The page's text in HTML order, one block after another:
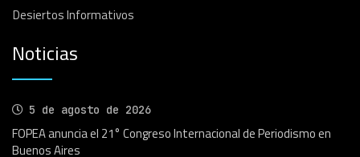
Desiertos Informativos
Noticias
5 de agosto de 2026
FOPEA anuncia el 21° Congreso Internacional de Periodismo en
Buenos Aires